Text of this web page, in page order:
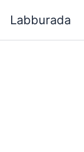
atlaLabburada